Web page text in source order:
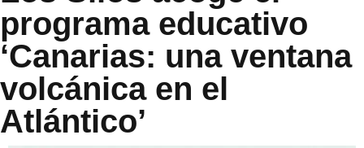
programa educativo
‘Canarias: una ventana
volcánica en el
Atlántico’